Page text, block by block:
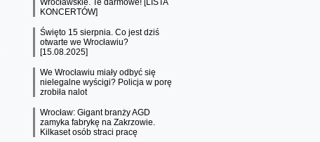
Wrocławskie. Te darmowe! [LISTA
KONCERTÓW]
Święto 15 sierpnia. Co jest dziś
otwarte we Wrocławiu?
[15.08.2025]
We Wrocławiu miały odbyć się
nielegalne wyścigi? Policja w porę
zrobiła nalot
Wrocław: Gigant branży AGD
zamyka fabrykę na Zakrzowie.
Kilkaset osób straci pracę